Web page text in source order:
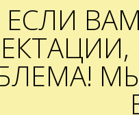
ЕСЛИ